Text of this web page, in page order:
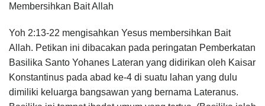
Membersihkan Bait Allah
Yoh 2:13-22 mengisahkan Yesus membersihkan Bait
Allah. Petikan ini dibacakan pada peringatan Pemberkatan
Basilika Santo Yohanes Lateran yang didirikan oleh Kaisar
Konstantinus pada abad ke-4 di suatu lahan yang dulu
dimiliki keluarga bangsawan yang bernama Lateranus.